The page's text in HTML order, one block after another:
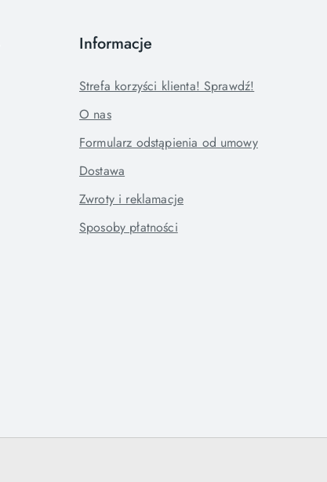
Informacje
Strefa korzyści klienta! Sprawdź!
O nas
Formularz odstąpienia od umowy
Dostawa
Zwroty i reklamacje
Sposoby płatności